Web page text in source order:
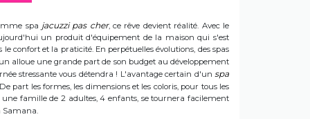
spa jacuzzi pas cher, ce rêve devient réalité. Avec le
un produit d'équipement de la maison qui s'est
confort et la praticité. En perpétuelles évolutions, des spas
alloue une grande part de son budget au développement
stressante vous détendra ! L'avantage certain d'un spa
part les formes, les dimensions et les coloris, pour tous les
une famille de 2 adultes, 4 enfants, se tournera facilement
Samana.